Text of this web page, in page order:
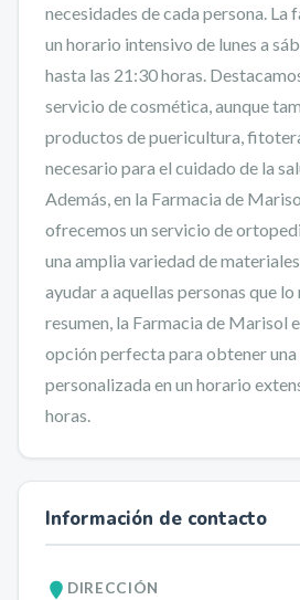
necesidades de cada persona. La
un horario intensivo de lunes a
hasta las 21:30 horas.
servicio de cosmética, aunque
productos de puericultura,
necesario para el cuidado de la
Además, en la Farmacia de
ofrecemos un servicio de
una amplia variedad de
ayudar a aquellas personas que lo
resumen, la Farmacia de Marisol
opción perfecta para obtener una
personalizada en un horario
horas.
Información de contacto
DIRECCIÓN